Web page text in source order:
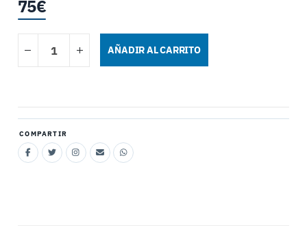
75€
-
191AA
+ AÑADIR AL CARRITO
COMPARTIR